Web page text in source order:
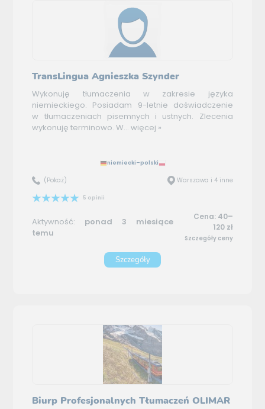
TransLingua Agnieszka Szynder
Wykonuję tłumaczenia w zakresie języka
niemieckiego. Posiadam 9-letnie doświadczenie
w tłumaczeniach pisemnych i ustnych. Zlecenia
wykonuję terminowo. W... więcej »
niemiecki–polski
(Pokaż) Warszawa i 4 inne
5 opinii
Aktywność: ponad 3 miesiące
temu
Cena: 40–
120 zł
Szczegóły ceny
Szczegóły
Biurp Profesjonalnych Tłumaczeń OLIMAR